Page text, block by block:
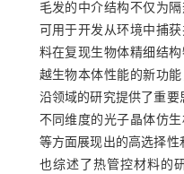
毛发的中介结构不仅为
可用于开发从环境中捕
料在复现生物体精细结
越生物本体性能的新功
沿领域的研究提供了重要
不同维度的光子晶体仿
等方面展现出的高选择
也综述了热管控材料的